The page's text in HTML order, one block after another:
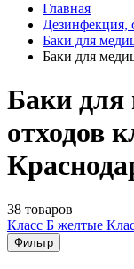
Главная
Дезинфекция,
Баки для
Баки для
Баки для
отходов
38 товаров
Класс Б желтые
Фильтр